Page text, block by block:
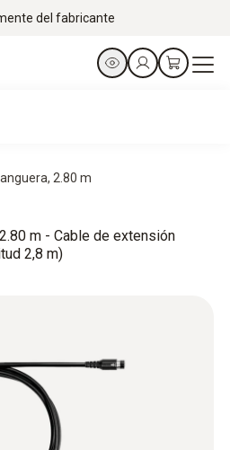
del fabricante
2.80 m
m - Cable de extensión
2,8 m)